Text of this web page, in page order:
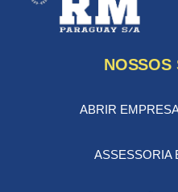
NOSSOS
ABRIR
ASSESSORIA